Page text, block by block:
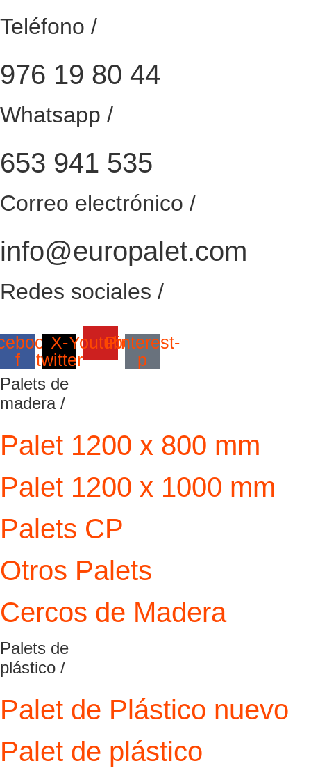
Teléfono /
976 19 80 44
Whatsapp /
653 941 535
Correo electrónico /
info@europalet.com
Redes sociales /
f
X-
twitter
YoutubePinterest-
p
Palets de
madera /
Palet 1200 x 800 mm
Palet 1200 x 1000 mm
Palets CP
Otros Palets
Cercos de Madera
Palets de
plástico /
Palet de Plástico nuevo
Palet de plástico